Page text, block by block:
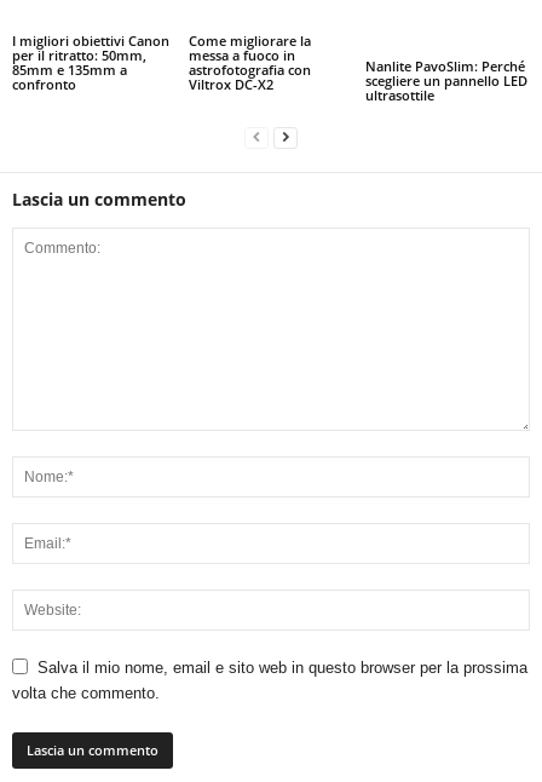
I migliori obiettivi Canon
per il ritratto: 50mm,
85mm e 135mm a
confronto
Come migliorare la
messa a fuoco in
astrofotografia con
Viltrox DC-X2
Nanlite PavoSlim: Perché
scegliere un pannello LED
ultrasottile
Lascia un commento
Salva il mio nome, email e sito web in questo browser per la prossima
volta che commento.